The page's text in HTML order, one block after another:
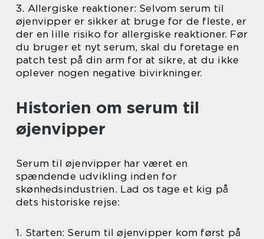
3. Allergiske reaktioner: Selvom serum til
øjenvipper er sikker at bruge for de fleste, er
der en lille risiko for allergiske reaktioner. Før
du bruger et nyt serum, skal du foretage en
patch test på din arm for at sikre, at du ikke
oplever nogen negative bivirkninger.
Historien om serum til
øjenvipper
Serum til øjenvipper har været en
spændende udvikling inden for
skønhedsindustrien. Lad os tage et kig på
dets historiske rejse:
1. Starten: Serum til øjenvipper kom først på